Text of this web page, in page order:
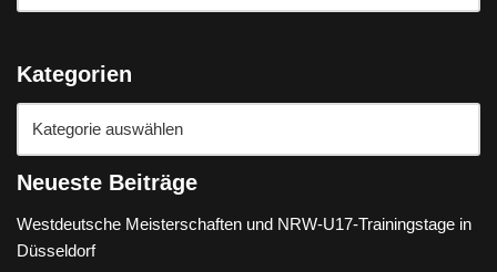
Kategorien
Neueste Beiträge
Westdeutsche Meisterschaften und NRW-U17-Trainingstage in
Düsseldorf